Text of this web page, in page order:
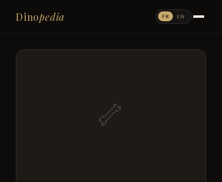
Dinopedia FR EN
🦴